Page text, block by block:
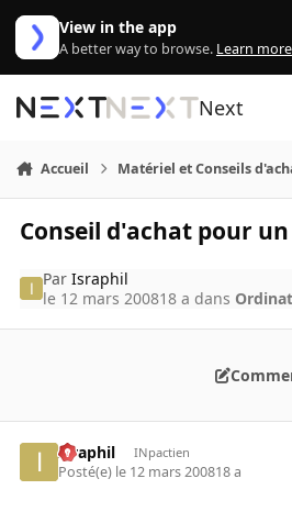
Aller au contenu
View in the app
A better way to browse. Learn more
Next
Accueil Matériel et Conseils
Conseil d'achat pour
ParIsraphil
le 12 mars 200818 a dans
Israphil INpactien
Posté(e) le 12 mars 200818 a